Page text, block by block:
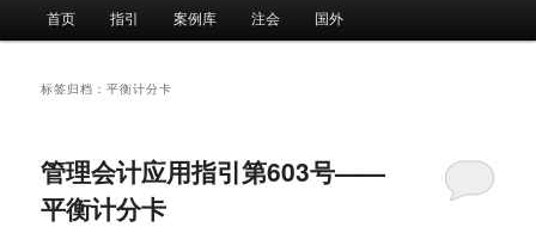
首页 指引 案例库 注会 国外
标签归档：平衡计分卡
管理会计应用指引第603号——
平衡计分卡